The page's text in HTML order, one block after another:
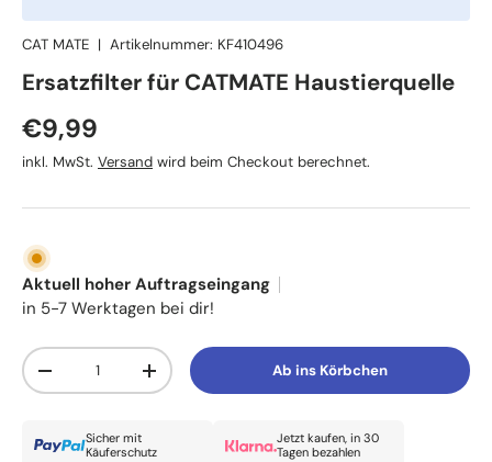
CAT MATE | Artikelnummer: KF410496
CAT MATE
Ersatzfilter für CATMATE Haustierquelle
Normaler Preis
€9,99
inkl. MwSt. Versand wird beim Checkout berechnet.
Aktuell hoher Auftragseingang
in 5-7 Werktagen bei dir!
Anzahl
Menge verringernMenge erhöhen Ab ins Körbchen
Sicher mit
Käuferschutz
Jetzt kaufen, in 30
Tagen bezahlen